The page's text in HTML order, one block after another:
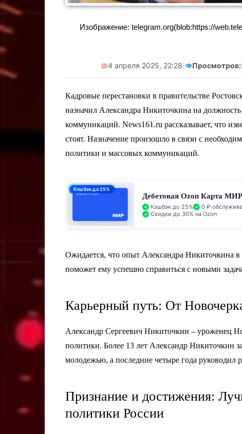
Изображение: telegram.org(blob:https://
📅4 апреля 2025, 22:28 👁️Просмотров:
Кадровые перестановки в правительстве
назначил Александра Никиточкина на
коммуникаций. News161.ru рассказывает, что
стоят. Назначение произошло в связи с
политики и массовых коммуникаций.
Кэшбэк до 25%
Дебетовая Ozon Карта МИР
Кэшбэк до 25%
0 ₽
Скидки до 30% на Ozon
Ожидается, что опыт Александра Никиточкина
поможет ему успешно справиться с новыми
Карьерный путь: От
Александр Сергеевич Никиточкин – уроженец
политики. Более 13 лет Александр Никиточкин
молодежью, а последние четыре года
Признание и достижения:
политики России